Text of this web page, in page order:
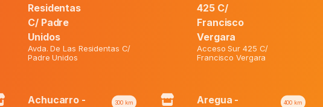
Gs.59.900
Residentas
C/ Padre
Unidos
Avda. De Las Residentas C/
Padre Unidos
425 C/
Francisco
Vergara
Acceso Sur 425 C/
Francisco Vergara
Achucarro -
300 km
Aregua -
400 km